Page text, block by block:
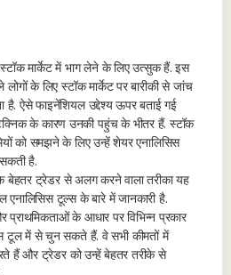
मार्केट में भाग लेने के लिए उत्सुक हैं. इस
के लिए स्टॉक मार्केट पर बारीकी से जांच
है. ऐसे फाइनेंशियल उद्देश्य ऊपर बताई गई
के कारण उनकी पहुंच के भीतर हैं. स्टॉक
को समझने के लिए उन्हें शेयर एनालिसिस
है.
बेहतर ट्रेडर से अलग करने वाला तरीका यह
टूल्स के बारे में जानकारी है.
प्राथमिकताओं के आधार पर विभिन्न प्रकार
टूल में से चुन सकते हैं. वे सभी कीमतों में
हैं और ट्रेडर को उन्हें बेहतर तरीके से